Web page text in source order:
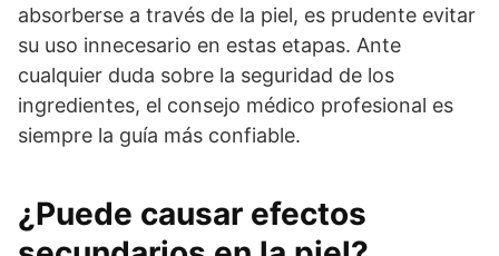
absorberse a través de la piel, es prudente evitar
su uso innecesario en estas etapas. Ante
cualquier duda sobre la seguridad de los
ingredientes, el consejo médico profesional es
siempre la guía más confiable.
¿Puede causar efectos